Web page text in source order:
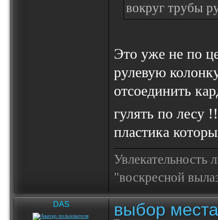
вокруг трубы
Это уже не по
рулевую
отсоединить
гулять по лесу
пластика
Увлекательность
"воскресной
DAS выбор